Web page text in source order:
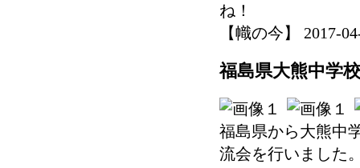
ね！
【幟の今】 2017-
福島県大熊中学
福島県から大熊中
流会を行いました